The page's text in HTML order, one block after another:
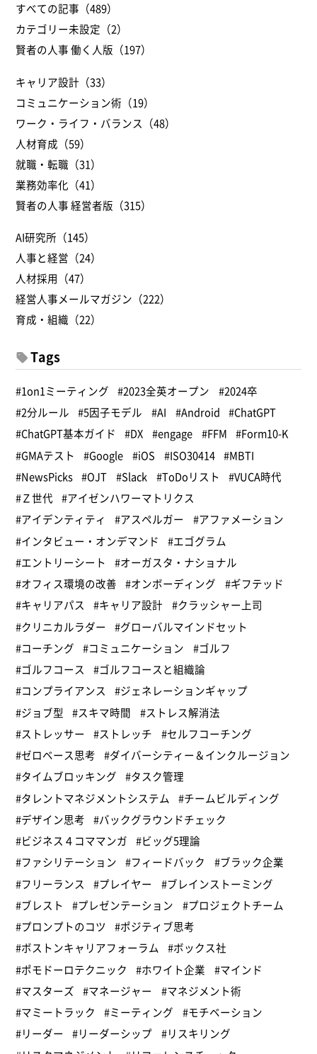
すべての記事（489）
カテゴリー未設定（2）
賢者の人事 働く人版（197）
キャリア設計（33）
コミュニケーション術（19）
ワーク・ライフ・バランス（48）
人材育成（59）
就職・転職（31）
業務効率化（41）
賢者の人事 経営者版（315）
AI研究所（145）
人事と経営（24）
人材採用（47）
経営人事メールマガジン（222）
育成・組織（22）
Tags
#1on1ミーティング #2023全英オープン
#2024卒
#2分ルール
#5因子モデル #AI #Android #ChatGPT
#ChatGPT基本ガイド
#DX #engage #FFM #Form10-K
#GMAテスト
#Google #iOS #ISO30414 #MBTI
#NewsPicks #OJT #Slack #ToDoリスト
#VUCA時代
#Ｚ世代
#アイゼンハワーマトリクス
#アイデンティティ
#アスペルガー
#アファメーション
#インタビュー・オンデマンド
#エゴグラム
#エントリーシート
#オーガスタ・ナショナル
#オフィス環境の改善
#オンボーディング
#ギフテッド
#キャリアパス
#キャリア設計
#クラッシャー上司
#クリニカルラダー
#グローバルマインドセット
#コーチング
#コミュニケーション
#ゴルフ
#ゴルフコース
#ゴルフコースと組織論
#コンプライアンス
#ジェネレーションギャップ
#ジョブ型
#スキマ時間
#ストレス解消法
#ストレッサー
#ストレッチ
#セルフコーチング
#ゼロベース思考
#ダイバーシティー＆インクルージョン
#タイムブロッキング
#タスク管理
#タレントマネジメントシステム
#チームビルディング
#デザイン思考
#バックグラウンドチェック
#ビジネス４コママンガ
#ビッグ5理論
#ファシリテーション
#フィードバック
#ブラック企業
#フリーランス
#プレイヤー
#ブレインストーミング
#ブレスト
#プレゼンテーション
#プロジェクトチーム
#プロンプトのコツ
#ポジティブ思考
#ボストンキャリアフォーラム
#ボックス社
#ポモドーロテクニック
#ホワイト企業
#マインド
#マスターズ
#マネージャー
#マネジメント術
#マミートラック
#ミーティング
#モチベーション
#リーダー
#リーダーシップ #リスキリング